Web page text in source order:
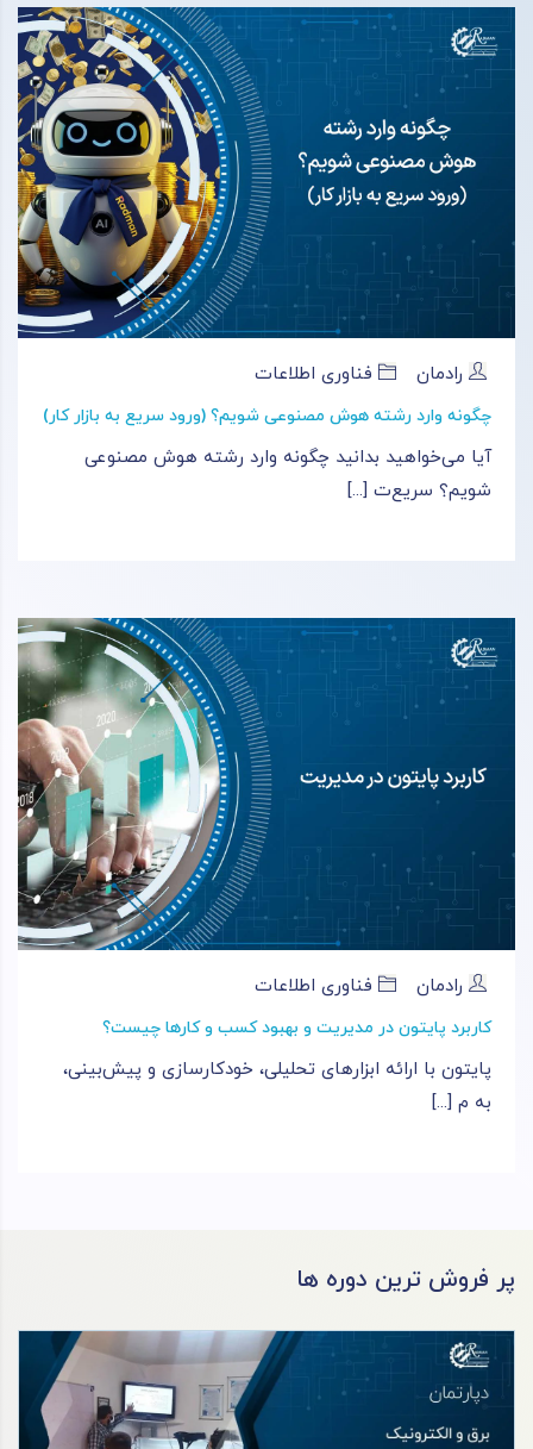
رادمان فناوری اطلاعات
چگونه وارد رشته هوش مصنوعی شویم؟ (ورود سریع به بازار کار)
آیا می‌خواهید بدانید چگونه وارد رشته هوش مصنوعی
شویم؟ سریع‌ت [...]
رادمان فناوری اطلاعات
کاربرد پایتون در مدیریت و بهبود کسب و کارها چیست؟
پایتون با ارائه ابزارهای تحلیلی، خودکارسازی و پیش‌بینی،
به م [...]
پر فروش ترین دوره ها